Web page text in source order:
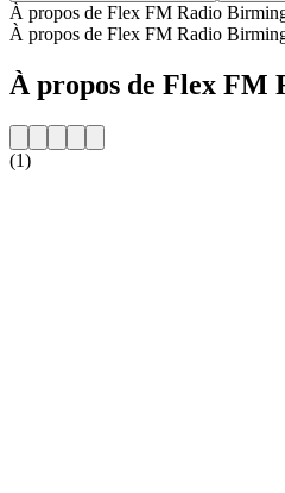
À propos de Flex FM Radio
À propos de Flex FM Radio
À propos de Flex FM
(1)